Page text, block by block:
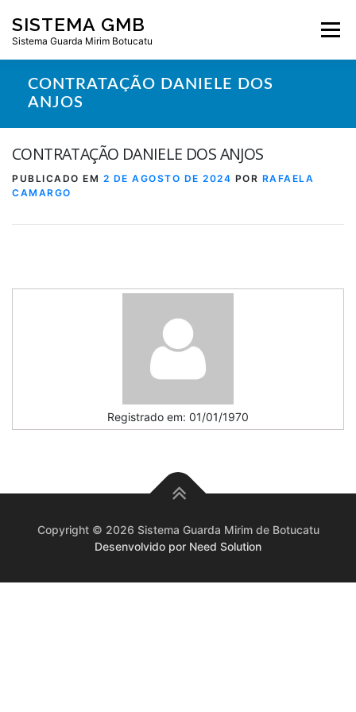
para
conteúdo
SISTEMA GMB
Sistema Guarda Mirim Botucatu
Menu
CONTRATAÇÃO DANIELE DOS
ANJOS
CONTRATAÇÃO DANIELE DOS ANJOS
PUBLICADO EM 2 DE AGOSTO DE 2024 POR RAFAELA
CAMARGO
Registrado em: 01/01/1970
Copyright © 2026 Sistema Guarda Mirim de Botucatu
Desenvolvido por Need Solution